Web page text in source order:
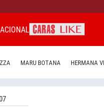
MARU BOTANA HERMANA